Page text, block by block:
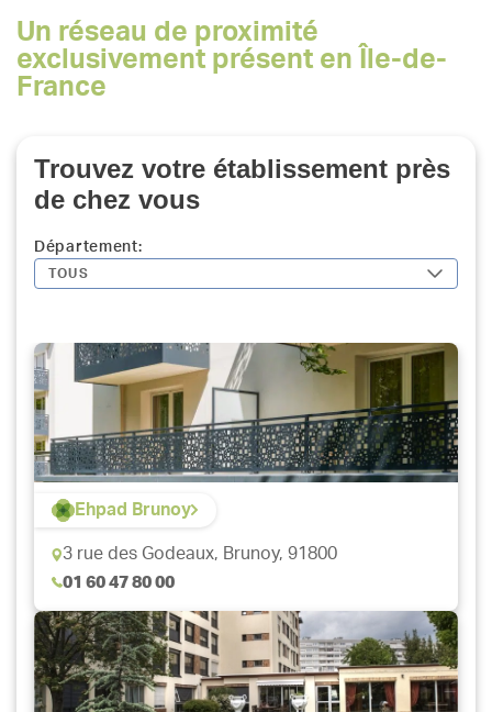
Un réseau de proximité
exclusivement présent en Île-de-
France
Trouvez votre établissement près
de chez vous
Département:
TOUS
Ehpad Brunoy
3 rue des Godeaux, Brunoy, 91800
01 60 47 80 00